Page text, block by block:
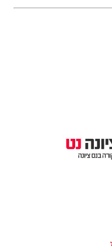
בראש העיר, על
להחליף את הדרך.
במדיניות או
מצטרפים בדיוק
פשוטה: אם כל מה
ואם הוא לא היה נכון
קירל וכוכבים
הסמוך
לפני שיוצאים מהבית –